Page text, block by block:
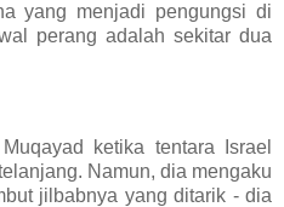
yang menjadi pengungsi di
perang adalah sekitar dua
ketika tentara Israel
Namun, dia mengaku
jilbabnya yang ditarik - dia